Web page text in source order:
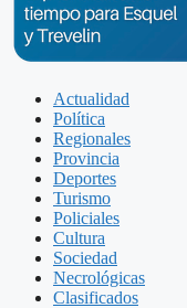
Actualidad
Política
Regionales
Provincia
Deportes
Turismo
Policiales
Cultura
Sociedad
Necrológicas
Clasificados